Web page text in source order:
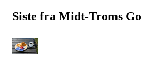
Siste fra Midt-Troms